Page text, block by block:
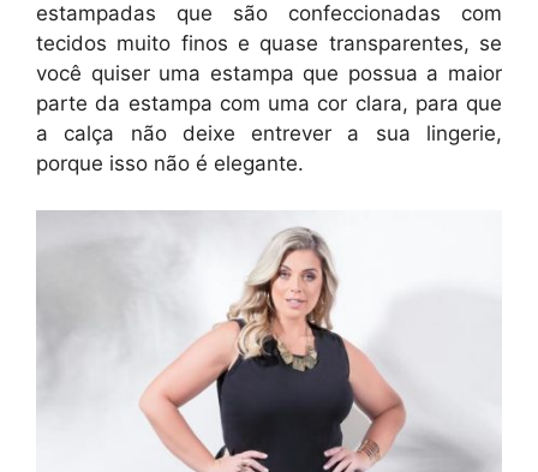
estampadas que são confeccionadas com
tecidos muito finos e quase transparentes, se
você quiser uma estampa que possua a maior
parte da estampa com uma cor clara, para que
a calça não deixe entrever a sua lingerie,
porque isso não é elegante.